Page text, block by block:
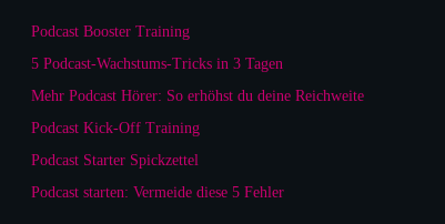
Podcast Booster Training
5 Podcast-Wachstums-Tricks in 3 Tagen
Mehr Podcast Hörer: So erhöhst du deine Reichweite
Podcast Kick-Off Training
Podcast Starter Spickzettel
Podcast starten: Vermeide diese 5 Fehler